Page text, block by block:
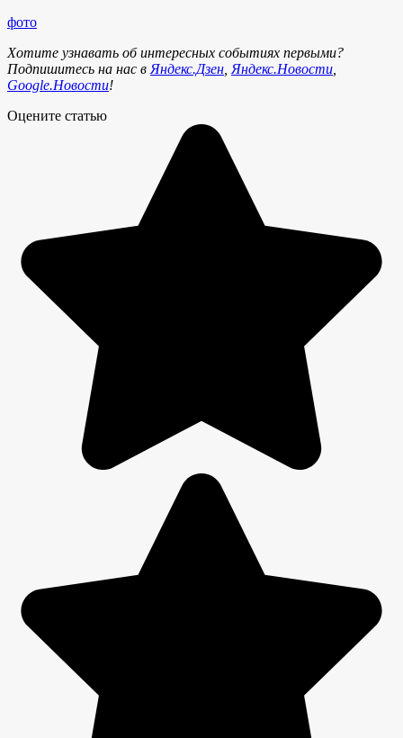
фото
Хотите узнавать об интересных событиях первыми?
Подпишитесь на нас в Яндекс.Дзен Яндекс.Новости
Google.Новости!
Оцените статью